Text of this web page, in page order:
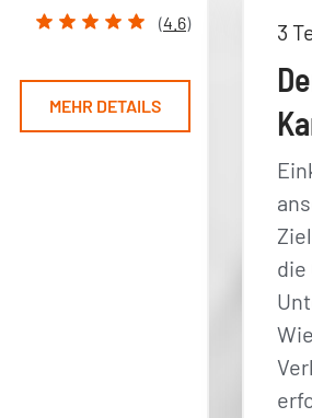
(4.6)
MEHR DETAILS
3
die